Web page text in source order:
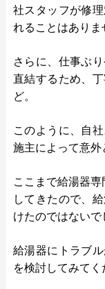
社スタッフが修
れることはありま
さらに、仕事ぶ
直結するため、
ど。
このように、自
施主によって意外
ここまで給湯器
してきたので、
けたのではないで
給湯器にトラブ
を検討してみてく